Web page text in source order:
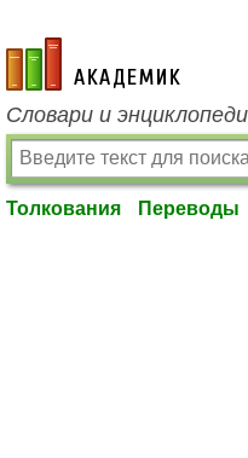
academic.ru
Словари и
Толкования Переводы